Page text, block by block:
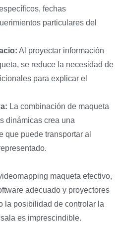
fechas
particulares del
Al proyectar información
se reduce la necesidad de
para explicar el
La combinación de maqueta
dinámicas crea una
que puede transportar al
maqueta efectivo,
adecuado y proyectores
la posibilidad de controlar la
es imprescindible.